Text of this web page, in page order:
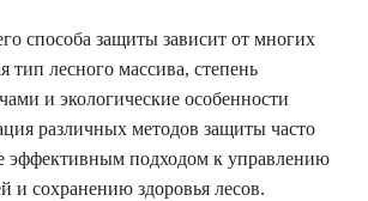
способа защиты зависит от многих
тип лесного массива, степень
и экологические особенности
различных методов защиты часто
эффективным подходом к управлению
и сохранению здоровья лесов.